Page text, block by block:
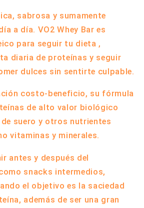
sabrosa y sumamente
a día. VO2Whey Bar es
para seguir tu dieta ,
diaria de proteínas y seguir
dulces sin sentirte culpable.
costo-beneficio, su fórmula
de alto valor biológico
suero y otros nutrientes
vitaminas y minerales.
antes y después del
snacks intermedios,
el objetivo es la saciedad
además de ser una gran